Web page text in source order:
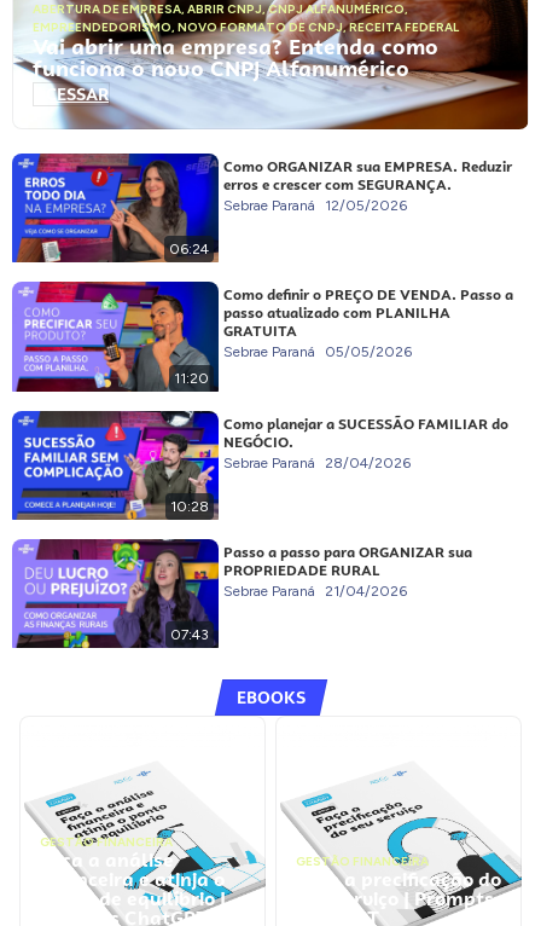
ABERTURA DE EMPRESA, ABRIR CNPJ,CNPJ ALFANUMÉRICO,
EMPREENDEDORISMO, NOVO FORMATO DE CNPJ,RECEITA FEDERAL
Vai abrir uma empresa? Entenda como
funciona o novo CNPJ Alfanumérico
ACESSAR
06:24
Como ORGANIZAR sua EMPRESA. Reduzir
erros e crescer com SEGURANÇA.
Sebrae Paraná 12/05/2026
11:20
Como definir o PREÇO DE VENDA. Passo a
passo atualizado com PLANILHA
GRATUITA
Sebrae Paraná 05/05/2026
10:28
Como planejar a SUCESSÃO FAMILIAR do
NEGÓCIO.
Sebrae Paraná 28/04/2026
07:43
Passo a passo para ORGANIZAR sua
PROPRIEDADE RURAL
Sebrae Paraná 21/04/2026
EBOOKS
GESTÃO FINANCEIRA
Faça a análise
financeira e atinja o
ponto de equilíbrio |
Prompts ChatGPT
GESTÃO FINANCEIRA
Faça a precificação do
seu serviço | Prompts
ChatGPT